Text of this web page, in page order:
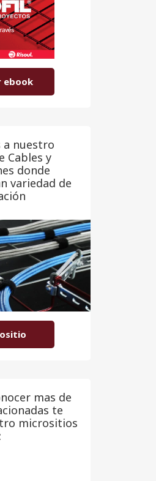
ebook
a nuestro
Cables y
donde
variedad de
mas de
te
micrositios